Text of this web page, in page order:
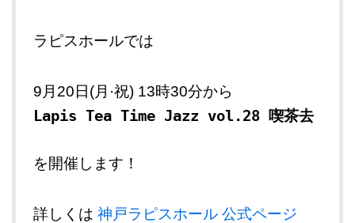
ラピスホールでは
9月20日(月·祝) 13時30分から
Lapis Tea Time Jazz vol.28 喫茶去
を開催します！
詳しくは 神戸ラピスホール 公式ページ